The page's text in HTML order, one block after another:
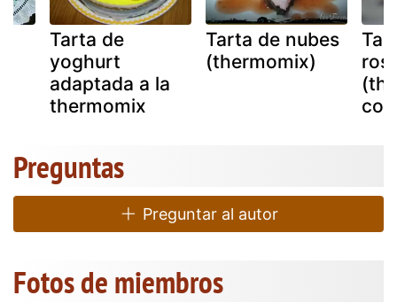
Tarta de
yoghurt
adaptada a la
thermomix
Tarta de nubes
(thermomix)
Preguntas
Preguntar al autor
Fotos de miembros